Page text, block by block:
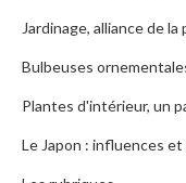
Jardinage, alliance de
Bulbeuses
Plantes d'intérieur, un
Le Japon : influences